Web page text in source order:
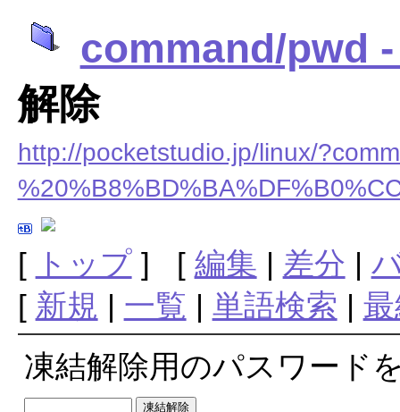
command/pwd -
解除
http://pocketstudio.jp/linux/
[ トップ] [ 編集 | 差分 |
[ 新規 | 一覧 | 単語検索 |
凍結解除用のパスワード